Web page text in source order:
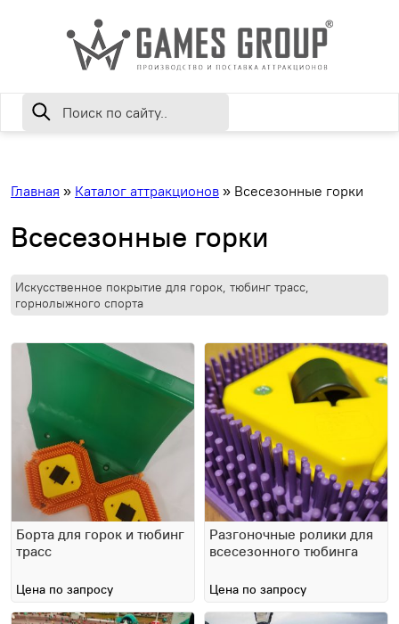
Главная » Каталог аттракционов » Всесезонные горки
Всесезонные горки
Искусственное покрытие для горок, тюбинг трасс,
горнолыжного спорта
Борта для горок и тюбинг
трасс
Цена по запросу
Разгоночные ролики для
всесезонного тюбинга
Цена по запросу